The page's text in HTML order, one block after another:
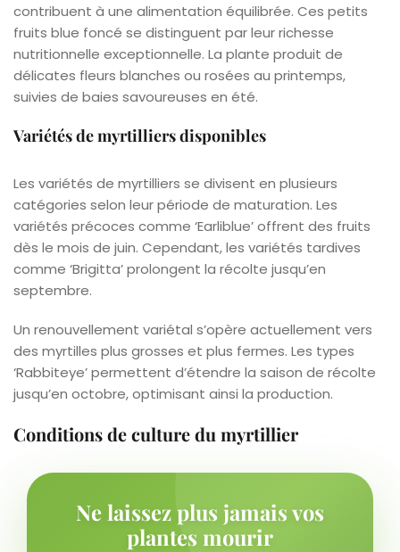
contribuent à une alimentation équilibrée. Ces petits
fruits blue foncé se distinguent par leur richesse
nutritionnelle exceptionnelle. La plante produit de
délicates fleurs blanches ou rosées au printemps,
suivies de baies savoureuses en été.
Variétés de myrtilliers disponibles
Les variétés de myrtilliers se divisent en plusieurs
catégories selon leur période de maturation. Les
variétés précoces comme ‘Earliblue’ offrent des fruits
dès le mois de juin. Cependant, les variétés tardives
comme ‘Brigitta’ prolongent la récolte jusqu’en
septembre.
Un renouvellement variétal s’opère actuellement vers
des myrtilles plus grosses et plus fermes. Les types
‘Rabbiteye’ permettent d’étendre la saison de récolte
jusqu’en octobre, optimisant ainsi la production.
Conditions de culture du myrtillier
Ne laissez plus jamais vos
plantes mourir